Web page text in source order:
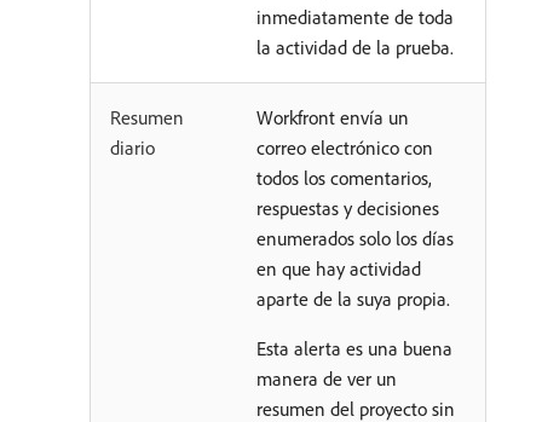
inmediatamente de toda
la actividad de la prueba.
Resumen
diario
Workfront envía un
correo electrónico con
todos los comentarios,
respuestas y decisiones
enumerados solo los días
en que hay actividad
aparte de la suya propia.
Esta alerta es una buena
manera de ver un
resumen del proyecto sin